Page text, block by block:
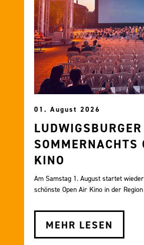
01. August 2026
LUDWIGSBURGER
SOMMERNACHTS
KINO
Am Samstag 1. August startet
schönste Open Air Kino in der Region
MEHR LESEN